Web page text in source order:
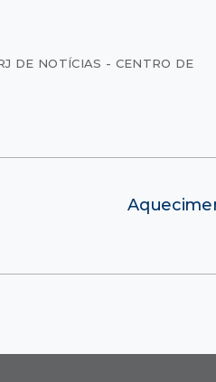
DE NOTÍCIAS - CENTRO DE